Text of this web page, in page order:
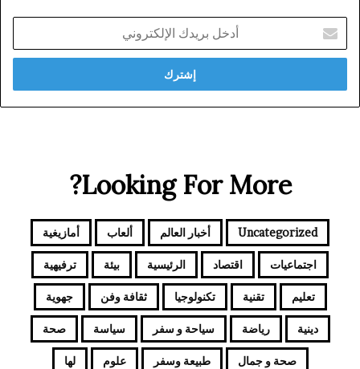
بريدك
الإلكتروني
Looking For More?
Uncategorized أخبار العالم ألعاب أمازيغية
اجتماعيات اقتصاد الرئيسية بيئة ترفيهية
تعليم تقنية تكنولوجيا ثقافة وفن جهوية
دينية رياضة سياحة و سفر سياسة صحة
صحة و جمال طبيعة وسفر علوم لها